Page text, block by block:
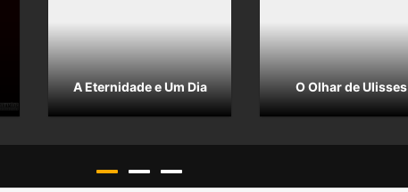
A Eternidade e Um Dia O Olhar de Ulisses